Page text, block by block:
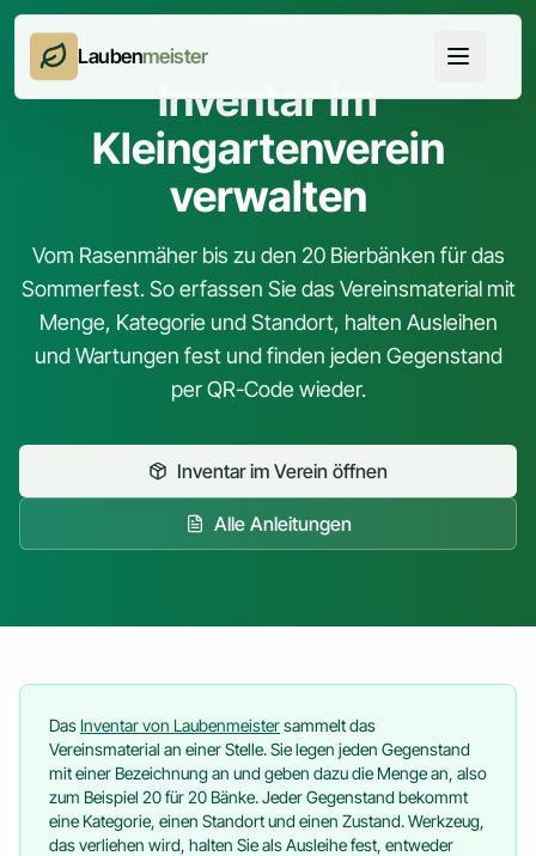
Laubenmeister
Inventar im
Kleingartenverein
verwalten
Vom Rasenmäher bis zu den 20 Bierbänken für das
Sommerfest. So erfassen Sie das Vereinsmaterial mit
Menge, Kategorie und Standort, halten Ausleihen
und Wartungen fest und finden jeden Gegenstand
per QR-Code wieder.
Inventar im Verein öffnen
Alle Anleitungen
Das Inventar von Laubenmeistersammelt das
Vereinsmaterial an einer Stelle. Sie legen jeden Gegenstand
mit einer Bezeichnung an und geben dazu die Menge an, also
zum Beispiel 20 für 20 Bänke. Jeder Gegenstand bekommt
eine Kategorie, einen Standort und einen Zustand. Werkzeug,
das verliehen wird, halten Sie als Ausleihe fest, entweder